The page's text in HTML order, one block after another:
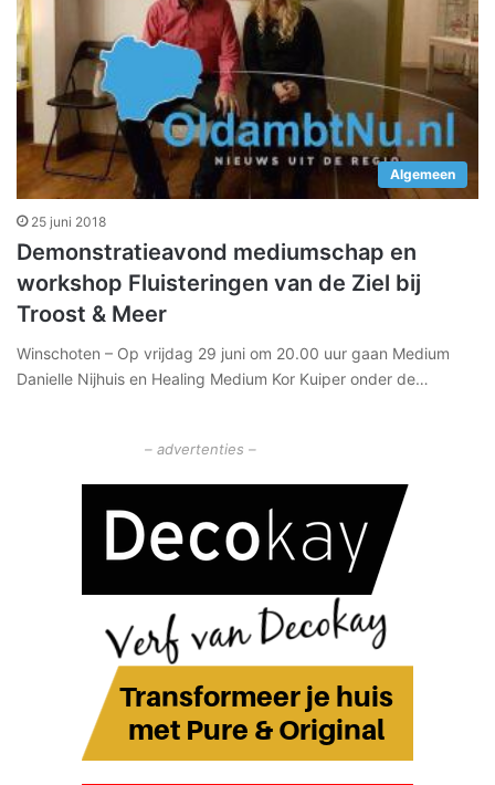
Algemeen
25 juni 2018
Demonstratieavond mediumschap en
workshop Fluisteringen van de Ziel bij
Troost & Meer
Winschoten – Op vrijdag 29 juni om 20.00 uur gaan Medium
Danielle Nijhuis en Healing Medium Kor Kuiper onder de…
– advertenties –